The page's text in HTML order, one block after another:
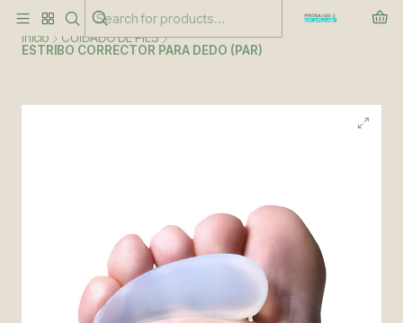
Inicio
CUIDADO DE PIES
ESTRIBO CORRECTOR PARA DEDO (PAR)